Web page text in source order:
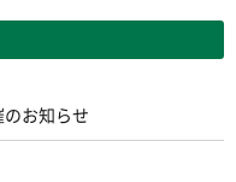
お知らせ